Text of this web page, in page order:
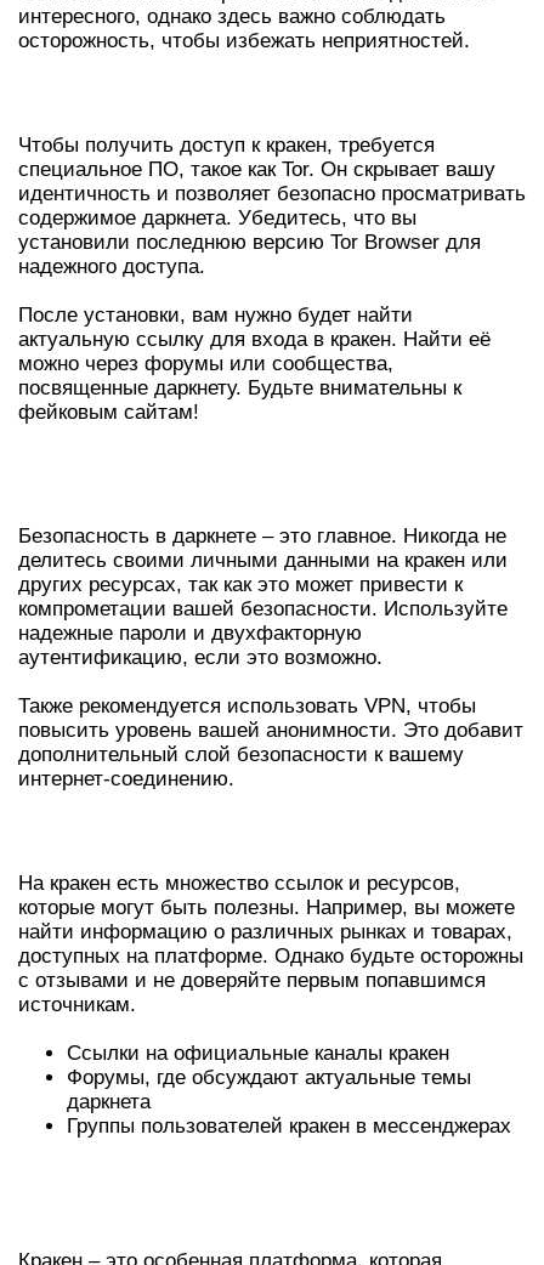
интересного, однако здесь важно соблюдать
осторожность, чтобы избежать неприятностей.
Чтобы получить доступ к кракен, требуется
специальное ПО, такое как Tor. Он скрывает вашу
идентичность и позволяет безопасно просматривать
содержимое даркнета. Убедитесь, что вы
установили последнюю версию Tor Browser для
надежного доступа.
После установки, вам нужно будет найти
актуальную ссылку для входа в кракен. Найти её
можно через форумы или сообщества,
посвященные даркнету. Будьте внимательны к
фейковым сайтам!
Безопасность в даркнете – это главное. Никогда не
делитесь своими личными данными на кракен или
других ресурсах, так как это может привести к
компрометации вашей безопасности. Используйте
надежные пароли и двухфакторную
аутентификацию, если это возможно.
Также рекомендуется использовать VPN, чтобы
повысить уровень вашей анонимности. Это добавит
дополнительный слой безопасности к вашему
интернет-соединению.
На кракен есть множество ссылок и ресурсов,
которые могут быть полезны. Например, вы можете
найти информацию о различных рынках и товарах,
доступных на платформе. Однако будьте осторожны
с отзывами и не доверяйте первым попавшимся
источникам.
Ссылки на официальные каналы кракен
Форумы, где обсуждают актуальные темы
даркнета
Группы пользователей кракен в мессенджерах